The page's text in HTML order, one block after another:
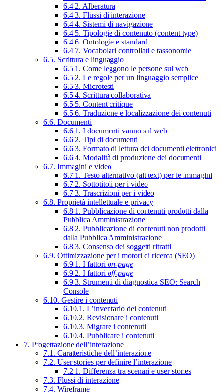
6.4.2. Alberatura
6.4.3. Flussi di interazione
6.4.4. Sistemi di navigazione
6.4.5. Tipologie di contenuto (content type)
6.4.6. Ontologie e standard
6.4.7. Vocabolari controllati e tassonomie
6.5. Scrittura e linguaggio
6.5.1. Come leggono le persone sul web
6.5.2. Le regole per un linguaggio semplice
6.5.3. Microtesti
6.5.4. Scrittura collaborativa
6.5.5. Content critique
6.5.6. Traduzione e localizzazione dei contenuti
6.6. Documenti
6.6.1. I documenti vanno sul web
6.6.2. Tipi di documenti
6.6.3. Formato di lettura dei documenti elettronici
6.6.4. Modalità di produzione dei documenti
6.7. Immagini e video
6.7.1. Testo alternativo (alt text) per le immagini
6.7.2. Sottotitoli per i video
6.7.3. Trascrizioni per i video
6.8. Proprietà intellettuale e privacy
6.8.1. Pubblicazione di contenuti prodotti dalla
Pubblica Amministrazione
6.8.2. Pubblicazione di contenuti non prodotti
dalla Pubblica Amministrazione
6.8.3. Consenso dei soggetti ritratti
6.9. Ottimizzazione per i motori di ricerca (SEO)
6.9.1. I fattori on-page
6.9.2. I fattori off-page
6.9.3. Strumenti di diagnostica SEO: Search
Console
6.10. Gestire i contenuti
6.10.1. L’inventario dei contenuti
6.10.2. Revisionare i contenuti
6.10.3. Migrare i contenuti
6.10.4. Pubblicare i contenuti
7. Progettazione dell’interazione
7.1. Caratteristiche dell’interazione
7.2. User stories per definire l’interazione
7.2.1. Differenza tra scenari e user stories
7.3. Flussi di interazione
7.4. Wireframe